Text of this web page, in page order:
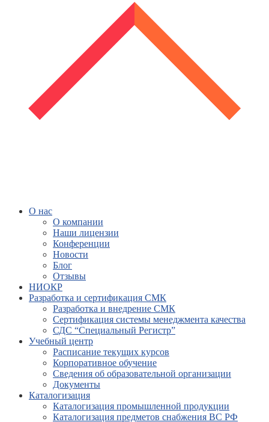
О нас
О компании
Наши лицензии
Конференции
Новости
Блог
Отзывы
НИОКР
Разработка и сертификация СМК
Разработка и внедрение СМК
Сертификация системы менеджмента качества
СДС “Специальный Регистр”
Учебный центр
Расписание текущих курсов
Корпоративное обучение
Сведения об образовательной организации
Документы
Каталогизация
Каталогизация промышленной продукции
Каталогизация предметов снабжения ВС РФ